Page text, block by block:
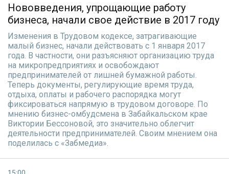
Нововведения, упрощающие работу
бизнеса, начали свое действие в 2017 году
Изменения в Трудовом кодексе, затрагивающие
малый бизнес, начали действовать с 1 января 2017
года. В частности, они разъясняют организацию труда
на микропредприятиях и освобождают
предпринимателей от лишней бумажной работы.
Теперь документы, регулирующие время труда,
отдыха, оплаты и рабочего распорядка могут
фиксироваться напрямую в трудовом договоре. По
мнению бизнес-омбудсмена в Забайкальском крае
Виктории Бессоновой, это значительно облегчит
деятельности предпринимателей. Своим мнением она
поделилась с «Забмедиа».